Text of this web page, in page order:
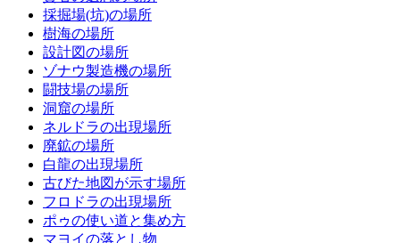
採掘場(坑)の場所
樹海の場所
設計図の場所
ゾナウ製造機の場所
闘技場の場所
洞窟の場所
ネルドラの出現場所
廃鉱の場所
白龍の出現場所
古びた地図が示す場所
フロドラの出現場所
ポゥの使い道と集め方
マヨイの落とし物